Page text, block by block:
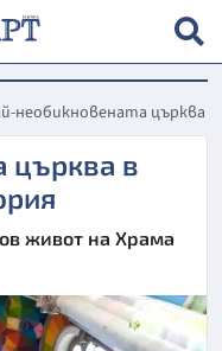
необикновената църква
църква в
живот на Храма